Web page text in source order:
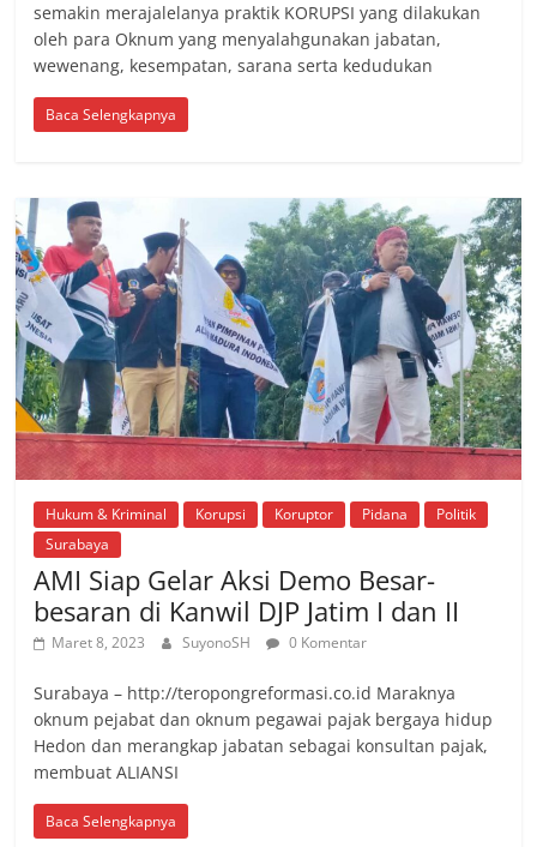
semakin merajalelanya praktik KORUPSI yang dilakukan
oleh para Oknum yang menyalahgunakan jabatan,
wewenang, kesempatan, sarana serta kedudukan
Baca Selengkapnya
Hukum & Kriminal Korupsi Koruptor Pidana
Politik
Surabaya
AMI Siap Gelar Aksi Demo Besar-
besaran di Kanwil DJP Jatim I dan II
Maret 8, 2023 SuyonoSH 0 Komentar
Surabaya – http://teropongreformasi.co.id Maraknya
oknum pejabat dan oknum pegawai pajak bergaya hidup
Hedon dan merangkap jabatan sebagai konsultan pajak,
membuat ALIANSI
Baca Selengkapnya